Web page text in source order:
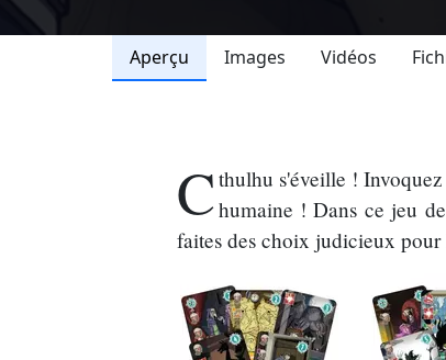
Aperçu Images Vidéos
Cthulhu s'éveille !
humaine ! Dans ce jeu
faites des choix judicieux